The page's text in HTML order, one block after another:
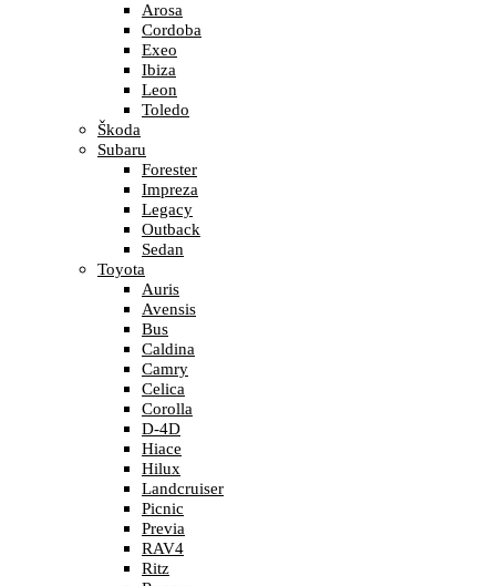
Arosa
Cordoba
Exeo
Ibiza
Leon
Toledo
Škoda
Subaru
Forester
Impreza
Legacy
Outback
Sedan
Toyota
Auris
Avensis
Bus
Caldina
Camry
Celica
Corolla
D-4D
Hiace
Hilux
Landcruiser
Picnic
Previa
RAV4
Ritz